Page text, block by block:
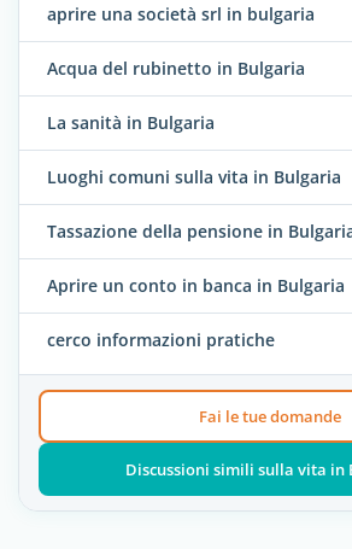
aprire una società srl in bulgaria
Acqua del rubinetto in Bulgaria
La sanità in Bulgaria
Luoghi comuni sulla vita in Bulgaria
Tassazione della pensione in
Aprire un conto in banca in Bulgaria
cerco informazioni pratiche
Fai le tue domande
Discussioni simili sulla vita in